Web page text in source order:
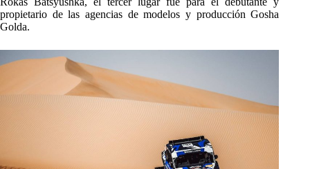
propietario de las agencias de modelos y producción Gosha
Golda.